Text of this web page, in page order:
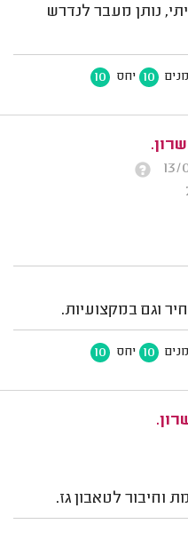
נותן מעבר לנדרש
10 יחס 10
וגם במקצועיות.
10 יחס 10
וחיבור לטאבון גז.